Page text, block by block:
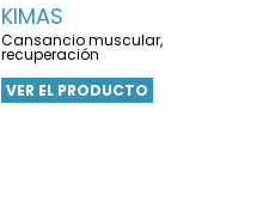
KIMAS
Cansancio muscular,
recuperación
VER EL PRODUCTO